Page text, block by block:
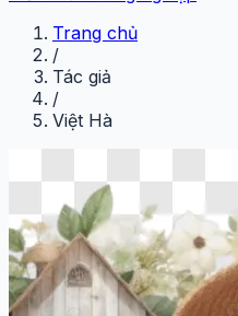
Trang chủ
/
Tác giả
/
Việt Hà